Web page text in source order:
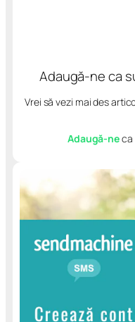
Adaugă-ne ca
Vrei să vezi mai des
Adaugă-neca